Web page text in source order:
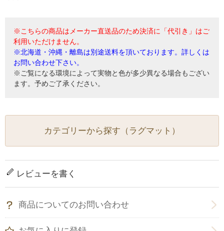
※こちらの商品はメーカー直送品のため決済に「代引き」はご
利用いただけません。
※北海道・沖縄・離島は別途送料を頂いております。詳しくは
お問い合わせ下さい。
※ご覧になる環境によって実物と色が多少異なる場合もござい
ます。予めご了承ください。
カテゴリーから探す（ラグマット）
レビューを書く
商品についてのお問い合わせ